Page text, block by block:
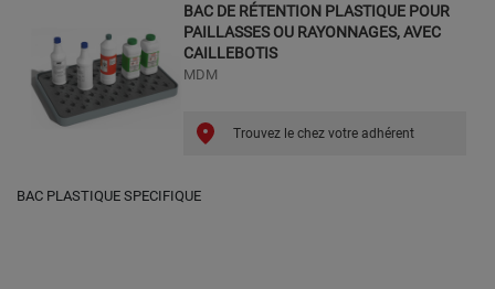
BAC DE RÉTENTION PLASTIQUE POUR
PAILLASSES OU RAYONNAGES, AVEC
CAILLEBOTIS
MDM
Trouvez le chez votre adhérent
BAC PLASTIQUE SPECIFIQUE